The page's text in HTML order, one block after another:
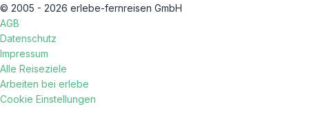
© 2005 - 2026 erlebe-fernreisen GmbH
AGB
Datenschutz
Impressum
Alle Reiseziele
Arbeiten bei erlebe
Cookie Einstellungen